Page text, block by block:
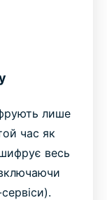
лише
час як
весь